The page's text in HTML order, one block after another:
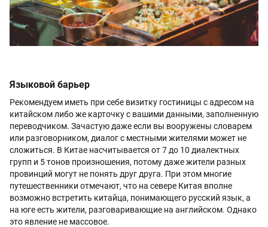
Языковой барьер
Рекомендуем иметь при себе визитку гостиницы с адресом на
китайском либо же карточку с вашими данными, заполненную
переводчиком. Зачастую даже если вы вооружены словарем
или разговорником, диалог с местными жителями может не
сложиться. В Китае насчитывается от 7 до 10 диалектных
групп и 5 тонов произношения, потому даже жители разных
провинций могут не понять друг друга. При этом многие
путешественники отмечают, что на севере Китая вполне
возможно встретить китайца, понимающего русский язык, а
на юге есть жители, разговаривающие на английском. Однако
это явление не массовое.